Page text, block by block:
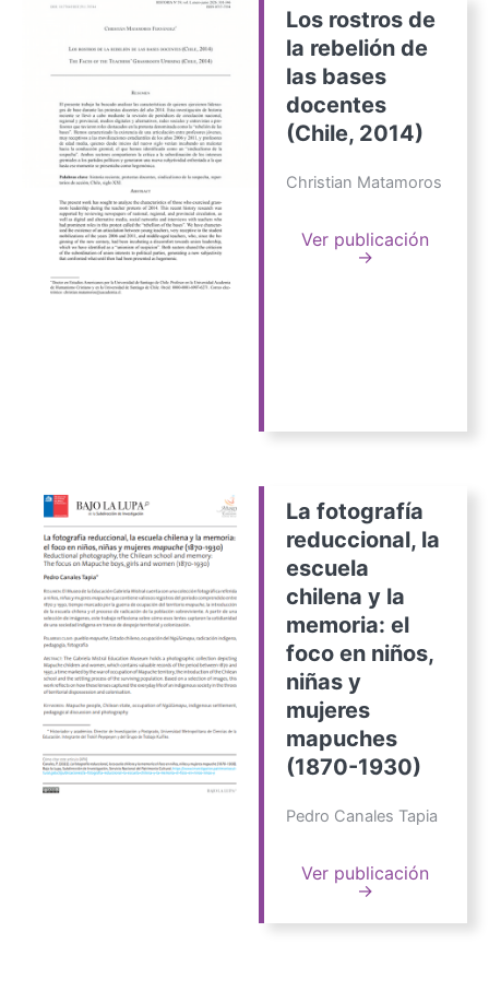
Los rostros de
la rebelión de
las bases
docentes
(Chile, 2014)
Christian Matamoros
Ver publicación
→
La fotografía
reduccional, la
escuela
chilena y la
memoria: el
foco en niños,
niñas y
mujeres
mapuches
(1870-1930)
Pedro Canales Tapia
Ver publicación
→